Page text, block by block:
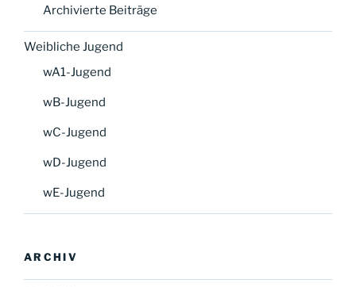
Archivierte Beiträge
Weibliche Jugend
wA1-Jugend
wB-Jugend
wC-Jugend
wD-Jugend
wE-Jugend
ARCHIV